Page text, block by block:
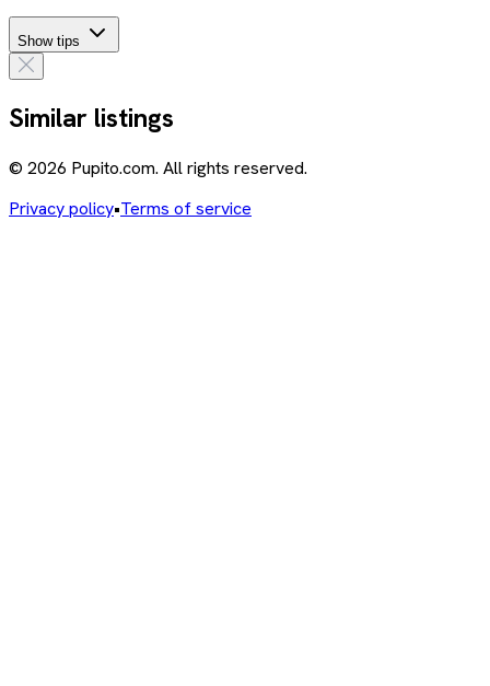
Show tips
Similar listings
© 2026 Pupito.com. All rights reserved.
Privacy policy•Terms of service